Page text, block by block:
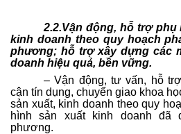
2.2.Vận động, hỗ trợ
kinh doanh theo quy hoạch
phương; hỗ trợ xây dựng các
doanh hiệu quả, bền vững.
– Vận động, tư vấn, hỗ
cận tín dụng, chuyển giao khoa
sản xuất, kinh doanh theo quy
hình sản xuất kinh doanh đã
phương.